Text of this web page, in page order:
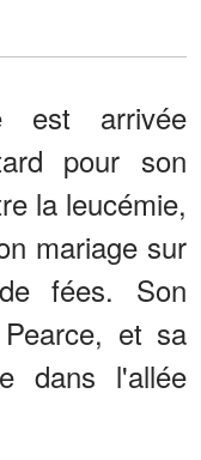
est arrivée
pour son
la leucémie,
mariage sur
fées. Son
et sa
dans l'allée